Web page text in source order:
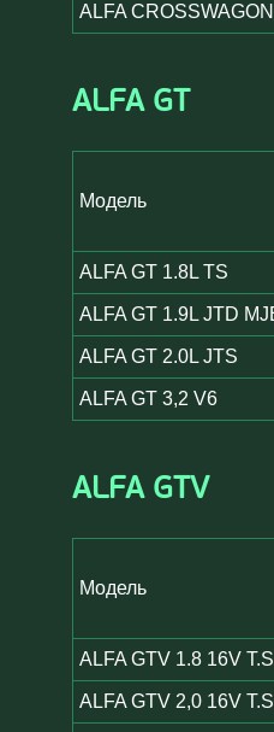
ALFA
ALFA GT
Модель
ALFA GT 1.8L TS
ALFA GT 1.9L JTD
ALFA GT 2.0L JTS
ALFA GT 3,2 V6
ALFA GTV
Модель
ALFA GTV 1.8 16V
ALFA GTV 2,0 16V